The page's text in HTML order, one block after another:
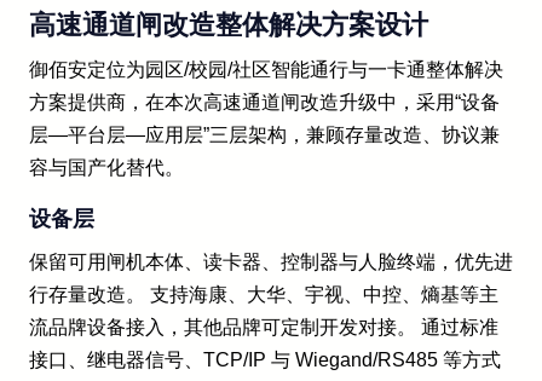
高速通道闸改造整体解决方案设计
御佰安定位为园区/校园/社区智能通行与一卡通整体解决
方案提供商，在本次高速通道闸改造升级中，采用“设备
层—平台层—应用层”三层架构，兼顾存量改造、协议兼
容与国产化替代。
设备层
保留可用闸机本体、读卡器、控制器与人脸终端，优先进
行存量改造。 支持海康、大华、宇视、中控、熵基等主
流品牌设备接入，其他品牌可定制开发对接。 通过标准
接口、继电器信号、TCP/IP 与 Wiegand/RS485 等方式